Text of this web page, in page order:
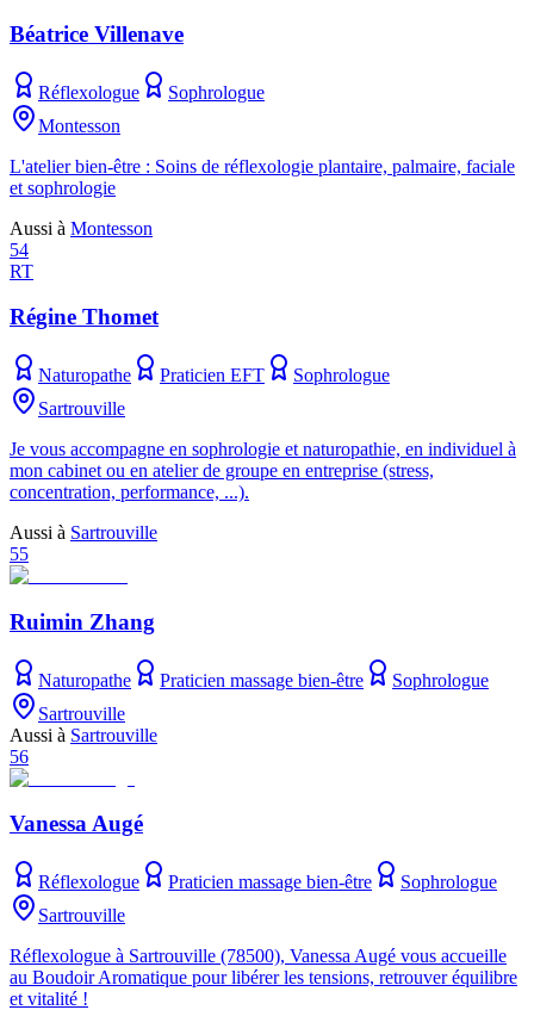
Béatrice Villenave
Réflexologue
Sophrologue
Montesson
L'atelier bien-être : Soins de réflexologie plantaire, palmaire, faciale
et sophrologie
Aussi à Montesson
54
RT
Régine Thomet
Naturopathe Praticien EFT
Sophrologue
Sartrouville
Je vous accompagne en sophrologie et naturopathie, en individuel à
mon cabinet ou en atelier de groupe en entreprise (stress,
concentration, performance, ...).
Aussi à Sartrouville
55
Ruimin Zhang
Naturopathe Praticien massage bien-être
Sophrologue
Sartrouville
Aussi à Sartrouville
56
Vanessa Augé
Réflexologue Praticien massage bien-être
Sophrologue
Sartrouville
Réflexologue à Sartrouville (78500), Vanessa Augé vous accueille
au Boudoir Aromatique pour libérer les tensions, retrouver équilibre
et vitalité !